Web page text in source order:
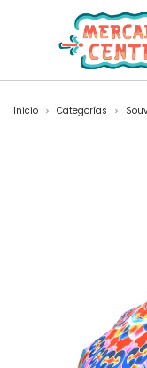
Inicio > Categorías >